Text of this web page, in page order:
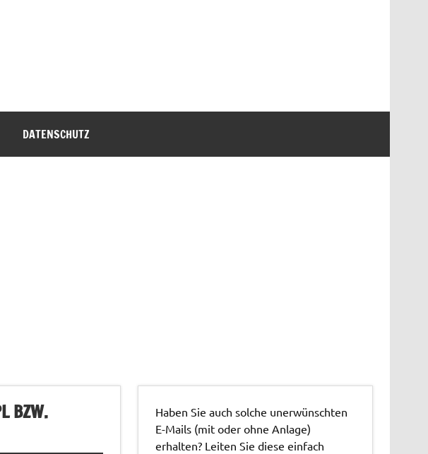
DATENSCHUTZ
BZW.
Haben Sie auch solche unerwünschten
E-Mails (mit oder ohne Anlage)
erhalten? Leiten Sie diese einfach